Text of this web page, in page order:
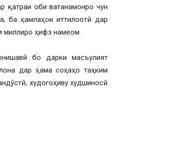
оби ватанамонро чун
ба ҳамлаҳои иттилоотӣ дар
миллиро ҳифз намеом.
бо дарки масъулият
дар ҳама соҳаҳо таҳким
худогоҳиву худшиносӣ